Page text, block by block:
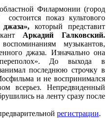
Филармонии (город
показ культового
который представит
Аркадий Галковский.
музыкантов,
джаза. Изначально она
переполох». До выхода в
последнюю строчку в
и не воспринимался
всерьез. Непредвиденный
на ленту сразу после
регистрации.